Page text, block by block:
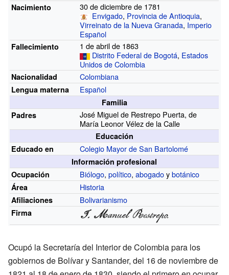
Nacimiento
30 de diciembre de 1781
Envigado, Provincia de Antioquia,
Virreinato de la Nueva Granada, Imperio
Español
Fallecimiento
1 de abril de 1863
Distrito Federal de Bogotá, Estados
Unidos de Colombia
Nacionalidad Colombiana
Lengua materna Español
Familia
Padres
José Miguel de Restrepo Puerta, de
María Leonor Vélez de la Calle
Educación
Educado en
Colegio Mayor de San Bartolomé
Información profesional
Ocupación
Biólogo,político,abogadoybotánico
Área Historia
Afiliaciones Bolivarianismo
Firma
Ocupó la Secretaría del Interior de Colombia para los
gobiernos de Bolívar y Santander, del 16 de noviembre de